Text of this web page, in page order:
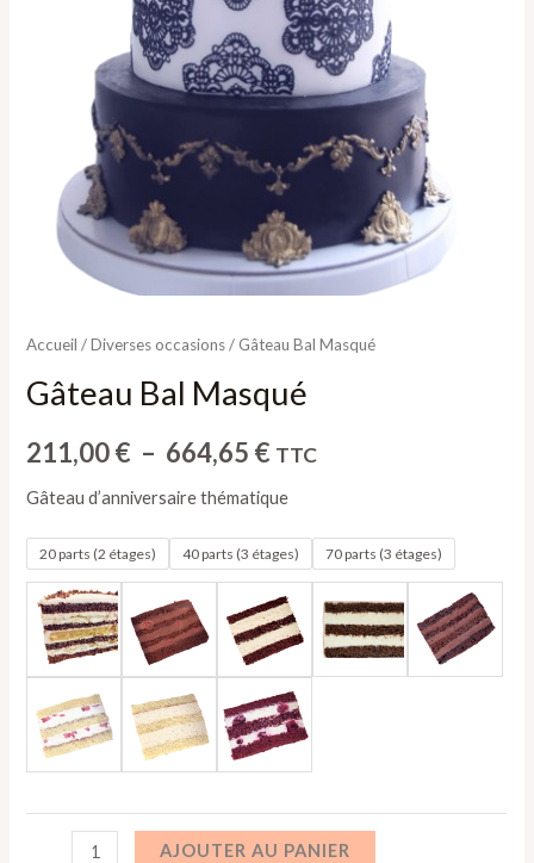
Accueil /Diverses occasions/ Gâteau Bal Masqué
Gâteau Bal Masqué
211,00€ – 664,65 € TTC
Gâteau d’anniversaire thématique
20 parts (2 étages) 40 parts (3 étages) 70 parts (3 étages)
AJOUTER AU PANIER